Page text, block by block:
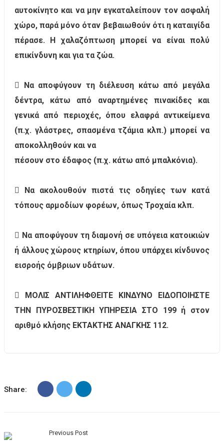
αυτοκίνητο και να μην εγκαταλείπουν τον ασφαλή
χώρο, παρά μόνο όταν βεβαιωθούν ότι η καταιγίδα
πέρασε. Η χαλαζόπτωση μπορεί να είναι πολύ
επικίνδυνη και για τα ζώα.
 Να αποφύγουν τη διέλευση κάτω από μεγάλα
δέντρα, κάτω από αναρτημένες πινακίδες και
γενικά από περιοχές, όπου ελαφρά αντικείμενα
(π.χ. γλάστρες, σπασμένα τζάμια κλπ.) μπορεί να
αποκολληθούν και να
πέσουν στο έδαφος (π.χ. κάτω από μπαλκόνια).
 Να ακολουθούν πιστά τις οδηγίες των κατά
τόπους αρμοδίων φορέων, όπως Τροχαία κλπ.
 Να αποφύγουν τη διαμονή σε υπόγεια κατοικιών
ή άλλους χώρους κτηρίων, όπου υπάρχει κίνδυνος
εισροής όμβριων υδάτων.
 ΜΟΛΙΣ ΑΝΤΙΛΗΦΘΕΙΤΕ ΚΙΝΔΥΝΟ ΕΙΔΟΠΟΙΗΣΤΕ
ΤΗΝ ΠΥΡΟΣΒΕΣΤΙΚΗ ΥΠΗΡΕΣΙΑ ΣΤΟ 199 ή στον
αριθμό κλήσης ΕΚΤΑΚΤΗΣ ΑΝΑΓΚΗΣ 112.
Share:
Previous Post